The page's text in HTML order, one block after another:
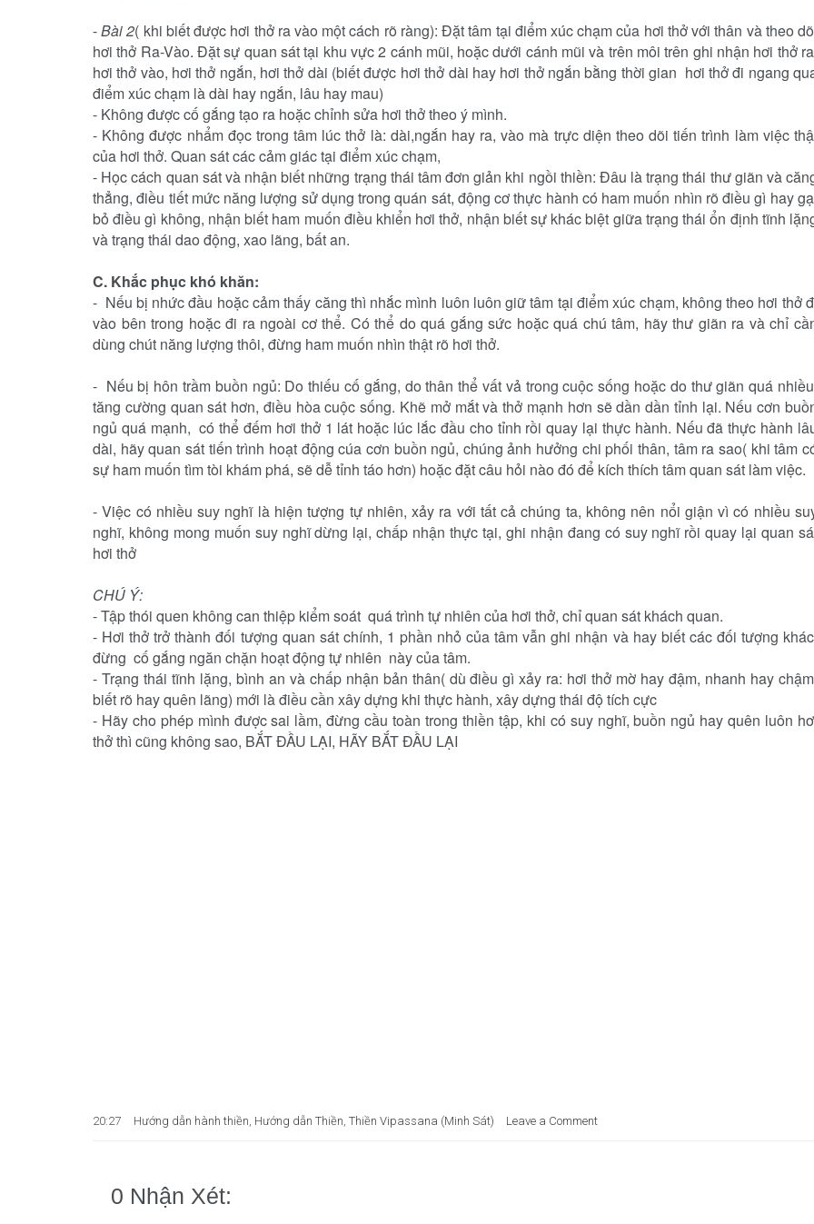
-Bài 2( khi biết được hơi thở ra vào một cách rõ ràng): Đặt tâm tại điểm xúc chạm của hơi thở với thân và theo
hơi thở Ra-Vào. Đặt sự quan sát tại khu vực 2 cánh mũi, hoặc dưới cánh mũi và trên môi trên ghi nhận hơi thở
hơi thở vào, hơi thở ngắn, hơi thở dài (biết được hơi thở dài hay hơi thở ngắn bằng thời gian hơi thở đi ngang
điểm xúc chạm là dài hay ngắn, lâu hay mau)
- Không được cố gắng tạo ra hoặc chỉnh sửa hơi thở theo ý mình.
- Không được nhẩm đọc trong tâm lúc thở là: dài,ngắn hay ra, vào mà trực diện theo dõi tiến trình làm việc
của hơi thở. Quan sát các cảm giác tại điểm xúc chạm,
- Học cách quan sát và nhận biết những trạng thái tâm đơn giản khi ngồi thiền: Đâu là trạng thái thư giãn và
thẳng, điều tiết mức năng lượng sử dụng trong quán sát, động cơ thực hành có ham muốn nhìn rõ điều gì hay
bỏ điều gì không, nhận biết ham muốn điều khiển hơi thở, nhận biết sự khác biệt giữa trạng thái ổn định tĩnh
và trạng thái dao động, xao lãng, bất an.
C. Khắc phục khó khăn:
- Nếu bị nhức đầu hoặc cảm thấy căng thì nhắc mình luôn luôn giữ tâm tại điểm xúc chạm, không theo hơi thở
vào bên trong hoặc đi ra ngoài cơ thể. Có thể do quá gắng sức hoặc quá chú tâm, hãy thư giãn ra và chỉ
dùng chút năng lượng thôi, đừng ham muốn nhìn thật rõ hơi thở.
- Nếu bị hôn trầm buồn ngủ: Do thiếu cố gắng, do thân thể vất vả trong cuộc sống hoặc do thư giãn quá
tăng cường quan sát hơn, điều hòa cuộc sống. Khẽ mở mắt và thở mạnh hơn sẽ dần dần tỉnh lại. Nếu cơn
ngủ quá mạnh, có thể đếm hơi thở 1 lát hoặc lúc lắc đầu cho tỉnh rồi quay lại thực hành. Nếu đã thực hành
dài, hãy quan sát tiến trình hoạt động cúa cơn buồn ngủ, chúng ảnh hưởng chi phối thân, tâm ra sao( khi tâm
sự ham muốn tìm tòi khám phá, sẽ dễ tỉnh táo hơn) hoặc đặt câu hỏi nào đó để kích thích tâm quan sát làm việc.
- Việc có nhiều suy nghĩ là hiện tượng tự nhiên, xảy ra với tất cả chúng ta, không nên nổi giận vì có nhiều
nghĩ, không mong muốn suy nghĩ dừng lại, chấp nhận thực tại, ghi nhận đang có suy nghĩ rồi quay lại quan
hơi thở
CHÚ Ý:
-Tập thói quen không can thiệp kiểm soát quá trình tự nhiên của hơi thở, chỉ quan sát khách quan.
- Hơi thở trở thành đối tượng quan sát chính, 1 phần nhỏ của tâm vẫn ghi nhận và hay biết các đối tượng
đừng cố gắng ngăn chặn hoạt động tự nhiên này của tâm.
- Trạng thái tĩnh lặng, bình an và chấp nhận bản thân( dù điều gì xảy ra: hơi thở mờ hay đậm, nhanh hay
biết rõ hay quên lãng) mới là điều cần xây dựng khi thực hành, xây dựng thái độ tích cực
- Hãy cho phép mình được sai lầm, đừng cầu toàn trong thiền tập, khi có suy nghĩ, buồn ngủ hay quên luôn
thở thì cũng không sao, BẮT ĐẦU LẠI, HÃY BẮT ĐẦU LẠI
20:27 Hướng dẫn hành thiền, Hướng dẫn Thiền, Thiền Vipassana (Minh Sát) Leave a Comment
0 Nhận Xét: